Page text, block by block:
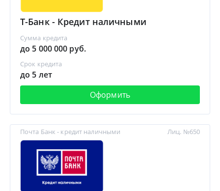
Т-Банк - Кредит наличными
Сумма кредита
до 5 000 000 руб.
Срок кредита
до 5 лет
Оформить
Почта Банк - кредит наличными Лиц. №650